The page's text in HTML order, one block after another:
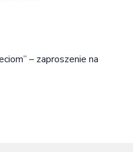
– zaproszenie na